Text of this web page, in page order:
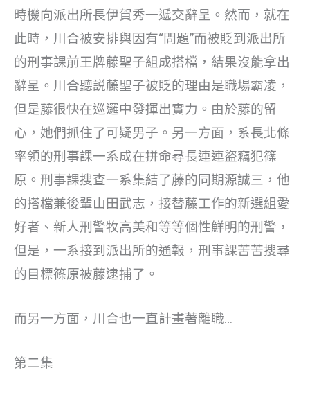
時機向派出所長伊賀秀一遞交辭呈。然而，就在
此時，川合被安排與因有“問題”而被貶到派出所
的刑事課前王牌藤聖子組成搭檔，結果沒能拿出
辭呈。川合聽説藤聖子被貶的理由是職場霸凌，
但是藤很快在巡邏中發揮出實力。由於藤的留
心，她們抓住了可疑男子。另一方面，系長北條
率領的刑事課一系成在拼命尋長連連盜竊犯篠
原。刑事課搜查一系集結了藤的同期源誠三，他
的搭檔兼後輩山田武志，接替藤工作的新選組愛
好者、新人刑警牧高美和等等個性鮮明的刑警，
但是，一系接到派出所的通報，刑事課苦苦搜尋
的目標篠原被藤逮捕了。
而另一方面，川合也一直計畫著離職…
第二集